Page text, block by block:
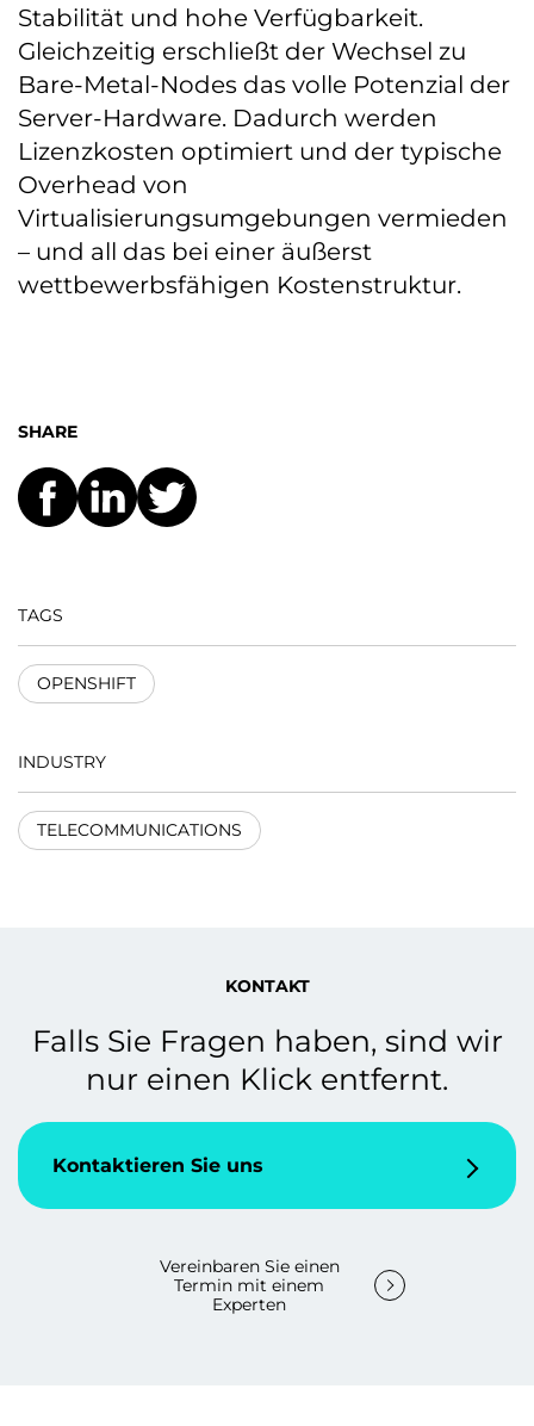
Stabilität und hohe Verfügbarkeit.
Gleichzeitig erschließt der Wechsel zu
Bare-Metal-Nodes das volle Potenzial der
Server-Hardware. Dadurch werden
Lizenzkosten optimiert und der typische
Overhead von
Virtualisierungsumgebungen vermieden
– und all das bei einer äußerst
wettbewerbsfähigen Kostenstruktur.
SHARE
TAGS
OPENSHIFT
INDUSTRY
TELECOMMUNICATIONS
KONTAKT
Falls Sie Fragen haben, sind wir
nur einen Klick entfernt.
Kontaktieren Sie uns
Vereinbaren Sie einen
Termin mit einem
Experten